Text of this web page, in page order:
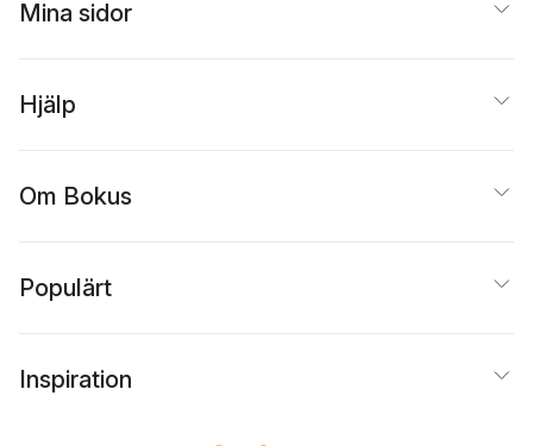
Mina sidor
Hjälp
Om Bokus
Populärt
Inspiration